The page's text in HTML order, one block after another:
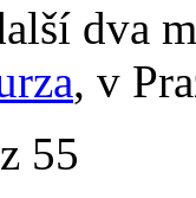
dva
, v
55